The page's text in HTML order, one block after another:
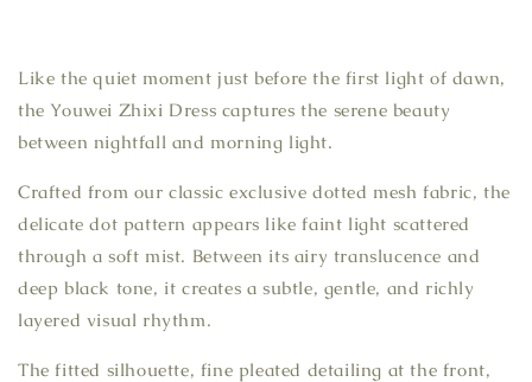
Like the quiet moment just before the first light of dawn,
the Youwei Zhixi Dress captures the serene beauty
between nightfall and morning light.
Crafted from our classic exclusive dotted mesh fabric, the
delicate dot pattern appears like faint light scattered
through a soft mist. Between its airy translucence and
deep black tone, it creates a subtle, gentle, and richly
layered visual rhythm.
The fitted silhouette, fine pleated detailing at the front,